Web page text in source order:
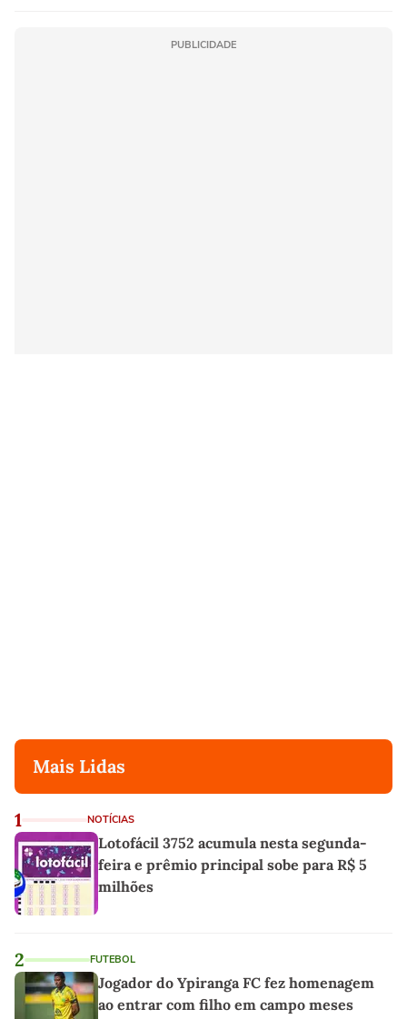
PUBLICIDADE
Mais Lidas
1 NOTÍCIAS
Lotofácil 3752 acumula nesta segunda-
feira e prêmio principal sobe para R$ 5
milhões
2 FUTEBOL
Jogador do Ypiranga FC fez homenagem
ao entrar com filho em campo meses